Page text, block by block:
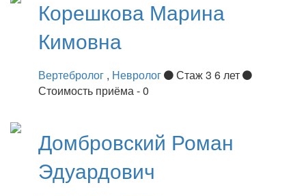
Корешкова Марина
Кимовна
Вертебролог , Невролог
Стаж 3 6 лет
Стоимость приёма - 0
Домбровский Роман
Эдуардович